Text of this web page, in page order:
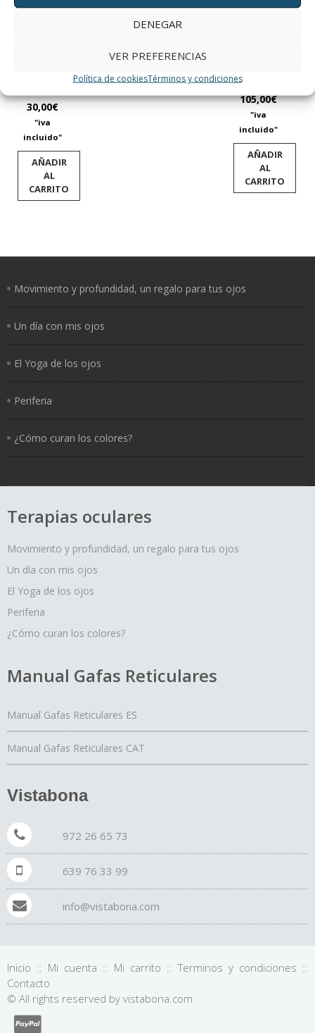
DENEGAR
VER PREFERENCIAS
Política de cookiesTérminos y condiciones
30,00€
"iva
incluido"
AÑADIR
AL
CARRITO
FAVORIT PRO
105,00€
"iva
incluido"
AÑADIR
AL
CARRITO
Movimiento y profundidad, un regalo para tus ojos
Un día con mis ojos
El Yoga de los ojos
Periferia
¿Cómo curan los colores?
Terapias oculares
Movimiento y profundidad, un regalo para tus ojos
Un día con mis ojos
El Yoga de los ojos
Periferia
¿Cómo curan los colores?
Manual Gafas Reticulares
Manual Gafas Reticulares ES
Manual Gafas Reticulares CAT
Vistabona
972 26 65 73
639 76 33 99
info@vistabona.com
Inicio :: Mi cuenta :: Mi carrito ::Terminos y condiciones ::
Contacto
© All rights reserved by vistabona.com